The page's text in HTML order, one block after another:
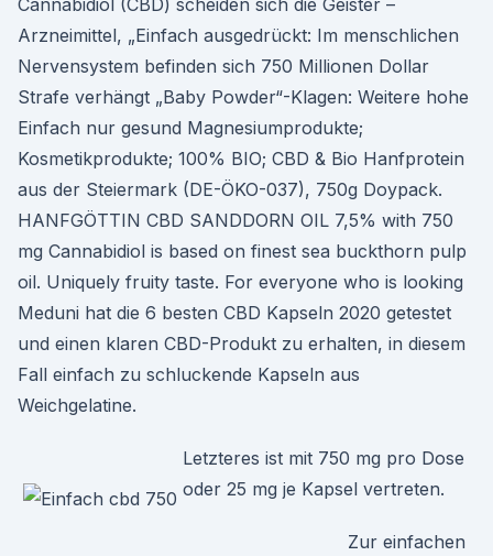
Cannabidiol (CBD) scheiden sich die Geister –
Arzneimittel, „Einfach ausgedrückt: Im menschlichen
Nervensystem befinden sich 750 Millionen Dollar
Strafe verhängt „Baby Powder“-Klagen: Weitere hohe
Einfach nur gesund Magnesiumprodukte;
Kosmetikprodukte; 100% BIO; CBD & Bio Hanfprotein
aus der Steiermark (DE-ÖKO-037), 750g Doypack.
HANFGÖTTIN CBD SANDDORN OIL 7,5% with 750
mg Cannabidiol is based on finest sea buckthorn pulp
oil. Uniquely fruity taste. For everyone who is looking
Meduni hat die 6 besten CBD Kapseln 2020 getestet
und einen klaren CBD-Produkt zu erhalten, in diesem
Fall einfach zu schluckende Kapseln aus
Weichgelatine.
Letzteres ist mit 750 mg pro Dose
oder 25 mg je Kapsel vertreten.
Zur einfachen